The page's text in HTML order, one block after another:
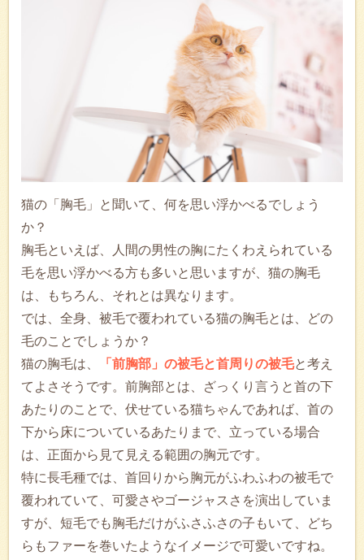
猫の「胸毛」と聞いて、何を思い浮かべるでしょう
か？
胸毛といえば、人間の男性の胸にたくわえられている
毛を思い浮かべる方も多いと思いますが、猫の胸毛
は、もちろん、それとは異なります。
では、全身、被毛で覆われている猫の胸毛とは、どの
毛のことでしょうか？
猫の胸毛は、
「前胸部」の被毛と首周りの被毛と考え
てよさそうです。前胸部とは、ざっくり言うと首の下
あたりのことで、伏せている猫ちゃんであれば、首の
下から床についているあたりまで、立っている場合
は、正面から見て見える範囲の胸元です。
特に長毛種では、首回りから胸元がふわふわの被毛で
覆われていて、可愛さやゴージャスさを演出していま
すが、短毛でも胸毛だけがふさふさの子もいて、どち
らもファーを巻いたようなイメージで可愛いですね。